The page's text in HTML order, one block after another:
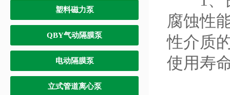
塑料磁力泵
QBY气动隔膜泵
电动隔膜泵
立式管道离心泵
腐蚀性
性介质
使用寿